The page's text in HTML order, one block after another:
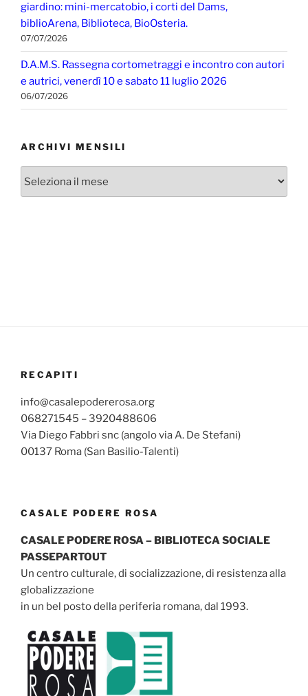
giardino: mini-mercatobio, i corti del Dams,
biblioArena, Biblioteca, BioOsteria.
07/07/2026
D.A.M.S. Rassegna cortometraggi e incontro con autori
e autrici, venerdì 10 e sabato 11 luglio 2026
06/07/2026
ARCHIVI MENSILI
RECAPITI
info@casalepodererosa.org
068271545 – 3920488606
Via Diego Fabbri snc (angolo via A. De Stefani)
00137 Roma (San Basilio-Talenti)
CASALE PODERE ROSA
CASALE PODERE ROSA – BIBLIOTECA SOCIALE
PASSEPARTOUT
Un centro culturale, di socializzazione, di resistenza alla
globalizzazione
in un bel posto della periferia romana, dal 1993.